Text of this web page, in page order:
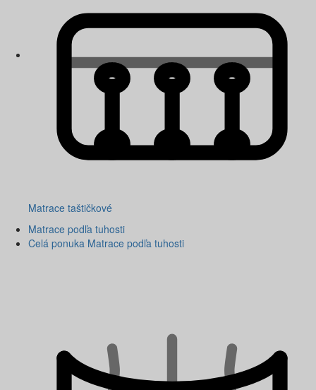
Matrace taštičkové
Matrace podľa tuhosti
Celá ponuka Matrace podľa tuhosti